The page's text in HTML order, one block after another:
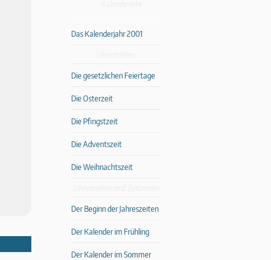
Das Kalenderjahr 2001
Die gesetzlichen Feiertage
Die Osterzeit
Die Pfingstzeit
Die Adventszeit
Die Weihnachtszeit
Der Beginn der Jahreszeiten
Der Kalender im Frühling
Der Kalender im Sommer